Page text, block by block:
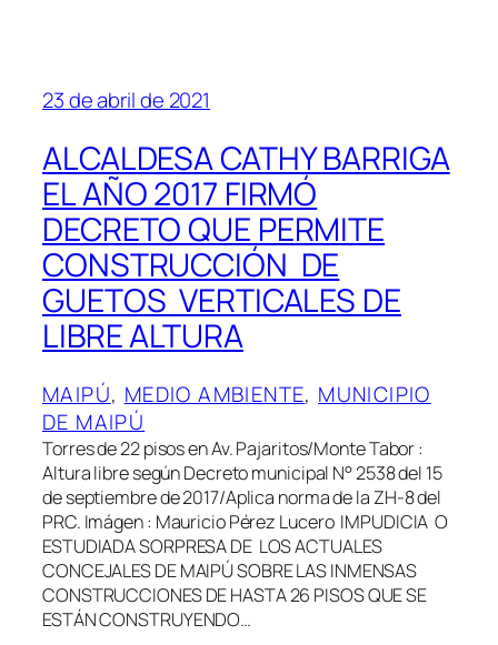
23 de abril de 2021
ALCALDESA CATHY BARRIGA
EL AÑO 2017 FIRMÓ
DECRETO QUE PERMITE
CONSTRUCCIÓN DE
GUETOS VERTICALES DE
LIBRE ALTURA
MAIPÚ, MEDIO AMBIENTE, MUNICIPIO
DE MAIPÚ
Torres de 22 pisos en Av. Pajaritos/Monte Tabor :
Altura libre según Decreto municipal N° 2538 del 15
de septiembre de 2017/Aplica norma de la ZH-8 del
PRC. Imágen : Mauricio Pérez Lucero IMPUDICIA O
ESTUDIADA SORPRESA DE LOS ACTUALES
CONCEJALES DE MAIPÚ SOBRE LAS INMENSAS
CONSTRUCCIONES DE HASTA 26 PISOS QUE SE
ESTÁN CONSTRUYENDO…